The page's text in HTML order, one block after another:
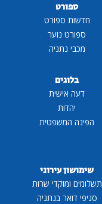
ספורט
חדשות ספורט
ספורט נוער
מכבי נתניה
בלוגים
דעה אישית
יהדות
הפינה המשפטית
שימושון עירוני
תשלומים ומוקדי שרות
סניפי דואר בנתניה